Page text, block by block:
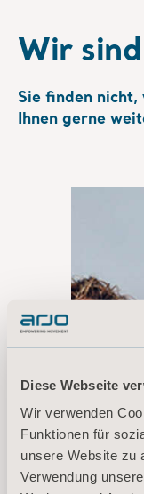
Diese Webseite
Wir verwenden
Funktionen für
unsere Website zu
Verwendung
Wir
Sie finden nicht,
Ihnen gerne
unser
einem